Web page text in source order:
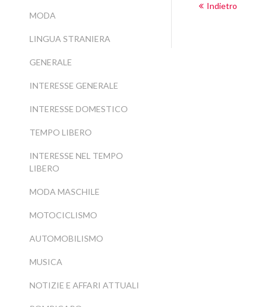
Indietro
MODA
LINGUA STRANIERA
GENERALE
INTERESSE GENERALE
INTERESSE DOMESTICO
TEMPO LIBERO
INTERESSE NEL TEMPO
LIBERO
MODA MASCHILE
MOTOCICLISMO
AUTOMOBILISMO
MUSICA
NOTIZIE E AFFARI ATTUALI